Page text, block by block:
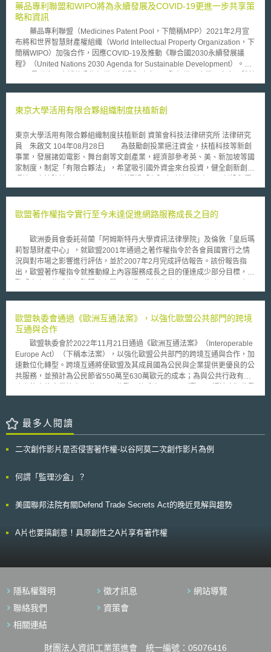
藥品專利聯盟和WIPO將為永續發展及COVID-19更進一步共享策
略和資訊
藥品專利聯盟（Medicines Patent Pool，下簡稱MPP）2021年2月宣
布將和世界智慧財產權組織（World Intellectual Property Organization，下
簡稱WIPO）加強合作，因應COVID-19及推動《聯合國2030永續發展議
程》（United Nations 2030 Agenda for Sustainable Development）。
對象合作，對所需藥品進行排序，並和藥品專利權人簽署協議，將其授權之
救命藥品取得與研發。 雙方將在以下領域共同合作： 一、探索促進以
網頁上共享資訊與工具。 二、和各國專利局合作，透過連結
PATENTSCOPE、Pat-INFORMED及MedsPaL等資料庫，提高關鍵藥品的
專利透明度和收集資訊，並在各論壇呈現合作成果。 三、安排授權和技術
移轉相關活動，包含為WIPO成員國提供的技術支援、WIPO中小企業暨創業
支助司（WIPO’s SMEs and Entrepreneurship Support Division）和WIPO
員會（Standing Committee on the Law of Patents，SCP）共享資訊：應
為支持被忽視的熱帶疾病（neglected tropical diseases，NTDs）、瘧疾和
步納入MPP協議中的爭端解決條款。 近來MPP更邀請WIPO以無表決權
的觀察員身份參與理事會，雙方期望本次合作能為大眾帶來更多的利益。
「本文同步刊登於TIPS網站（https://www.tips.org.tw）」
東京大學活用有限合夥組織制度扶植新創
東京大學活用有限合夥組織制度扶植新創 資策會科技法律研究所 法律研究
員 朱啟文 104年08月28日 為鼓勵創投業挹注資金，扶植科技等新創
事業，發展諸如電影、舞台劇等文創產業，經濟部參考英、美、新加坡等國
家制度，制定「有限合夥法」，希望吸引國外資金來台投資，健全創新創意
影、舞台劇等文創產業，可允許以信用、勞務或其他利益出資，讓「創意」
合夥制度採投資者與經營者分離，由普通合夥人與有限合夥人共同組成。普
任；有限合夥人提供資金，但不實際參與經營，僅就出資額負有限責任。日
本關於有限合夥制度已經施行近20年，東京大學亦採用此制度協助新創企
業，在初期孵化階段取得種子資金，能夠順利發展逐漸茁壯，其實際如何管
理運用有限合夥資金，是未來「有限合夥法」上路後，我國學研機關可以學
習參考的方向。 壹、日本「投資事業有限合夥法」 日本於1997年制定
法律），並於2004年放寬投資事業之客體，不限於未公開上市之中小企
する法律[2]）。而依「投資事業有限合夥法」規定，由普通合夥人及有限合
夥人所共同組立之合夥組織即為「投資事業有限合夥」（投資事業有限責任
組合）。該法中包括有限合夥人僅以出資為限對合夥債務負清償責任，以及
普通合夥人於各事業年度經過後三個月內，必須準備各項財務報表資料供其
他合夥人及合夥之債權人查閱等規定，均有效提高了投資事業有限合夥募集
資金的效果。 貳、東大尖端創投公司（株式会社東京大学エッジキャピタ
ル） 2004年日本國立大學法人化改革正式開展，除使大學能掌握其產
出之研發成果外，更促使大學授權其研發成果來成立衍生新創企業。此改革
極利用自有之智慧財產權。東京大學在該時空背景下，設置了校內單位產學
連攜本部DUCR及東大技轉TODAI TLO、東大尖端創投UTEC二個獨立公
組織辦公室均設在東京大學產學連攜廣場大樓（University Corporate
6月完竣的「企業家廣場孵化室[3]」，則作為提供創業支援、知識產權戰略
2004年4月1日，係由「一般社團法人東京大學產學合作支援基金」投資所
構，其成員目前有5位董事、1位監察人及10名正式員工。2004年起UTEC
管理運作的資金計有285億日幣，這些資金主要用來中長期投資與東京大學
與人才供其篩選。復以日本願意投資早期階段之創投公司不多，使得UTEC
在此領域有傑出績效表現。2007年10月開始UTEC 辦理在校創業家EIR 計
畫（Entrepreneur In Residence Program），對東京大學內部產生的商業
構想概念實施創業育成輔導工作，提供包括辦公空間（企業家廣場孵化
歐盟著作權指令實行至今未達促進網路服務成長之目的
歐洲委員會委託荷蘭「阿姆斯特丹大學資訊法律學院」及倫敦「皇后瑪
莉智慧財產中心」，就歐盟2001年通過之著作權指令於各會員國實行之情
況與對市場之影響進行評估，並於2007年2月完成評估報告。該份報告指
出，歐盟著作權指令就推動線上內容服務成長之目的僅達成少部分目標，若
告指出，部分指令內容的欠缺明確，留給各會員國極大的裁量空間於內國法
要因素。且因各會員國幾乎可完全自由決定欲採用之制度，將嚴重影響跨疆
界網路內容服務的建構，尤其調和規範之欠缺，直接影響關於市場玩家提供
跨疆界網路服務相關法律的明確性。而由於規範的不確定性，則迫使使用者
於面臨跨疆界著作之使用時，需與每位權利人就使用受保障著作的範圍進行
協商，導致交易成本之增加。另外，該指令之規範亦轉變了科技法律之態
樣，推翻舊有權利平衡，而創造出偏向權利人、遠離著作使用者的規範模
式，擴張的重製權賦予權利人幾乎完全的控制權力，而此一權利實非於實體
將數位權力管理資訊、著作使用範圍與特性於產品上附加說明之模式，作為
未來規範訂定之參考。
歐盟執委會通過《歐洲互通法案》，以強化歐盟公共部門的跨境
互通與合作
歐盟執委會於2022年11月21日通過《歐洲互通法案》（Interoperable
Europe Act）（下稱本法案），以強化歐盟公共部門的跨境互通與合作，加
速數位化轉型。跨境互通將使歐盟及其成員國為公民與企業提供更優良的公
共服務，並預計為公民節省550萬至630萬歐元的成本；為與公共行政有業
盟的公部門建立一套合作模式，該模式有助於建立安全的跨境資訊交換及可
作更有效率，進而帶動公部門創新。舉例而言，Covid-19疫情期間，互通性
政策使醫院間得共享重症監護病床之數量資訊，以提供人民最即時的醫療資
市共同合作，制定跨境互通的共同戰略議程，並得到公共和私人的支持，實
對歐盟的影響。 3.共享和再利用解決方案：透過歐洲入口網
括監理沙盒（sandboxes）、GovTech計畫及訓練措施等。 自2010年
作為歐盟互通性政策的主要參考依據，惟始終不具有約束力。本法案將使
單一市場至關重要，除提升經濟效益和行政效率外，案例研究亦表明，互通
性對提高政府信任可產生正面積極影響，同時本法案充分尊重現有的隱私與
利。
最多人閱讀
二次創作影片是否侵害著作權-以谷阿莫二次創作影片為例
何謂「監理沙盒」？
美國聯邦法院有關Defend Trade Secrets Act的晚近見解與趨勢
A片也要搞創意！具原創性之A片享有著作權
隱私權聲明 徵才訊息
網站導覽
聯絡我們
資策會
相關連結
財團法人資訊工業策進會 統一編號：05076416